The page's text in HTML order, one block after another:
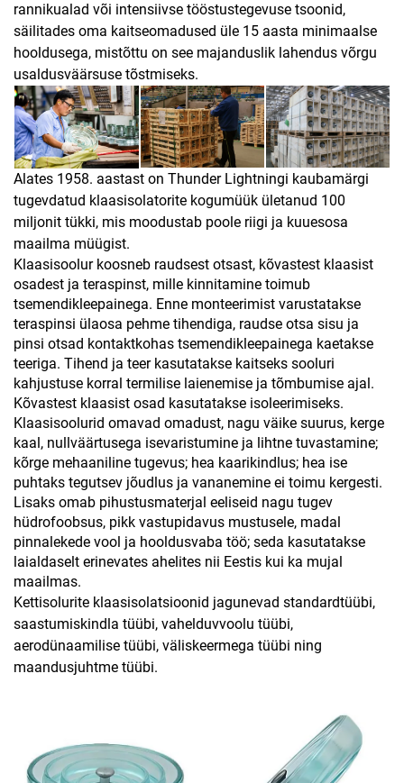
rannikualad või intensiivse tööstustegevuse tsoonid,
säilitades oma kaitseomadused üle 15 aasta minimaalse
hooldusega, mistõttu on see majanduslik lahendus võrgu
usaldusväärsuse tõstmiseks.
Alates 1958. aastast on Thunder Lightningi kaubamärgi
tugevdatud klaasisolatorite kogumüük ületanud 100
miljonit tükki, mis moodustab poole riigi ja kuuesosa
maailma müügist.
Klaasisoolur koosneb raudsest otsast, kõvastest klaasist
osadest ja teraspinst, mille kinnitamine toimub
tsemendikleepainega. Enne monteerimist varustatakse
teraspinsi ülaosa pehme tihendiga, raudse otsa sisu ja
pinsi otsad kontaktkohas tsemendikleepainega kaetakse
teeriga. Tihend ja teer kasutatakse kaitseks sooluri
kahjustuse korral termilise laienemise ja tõmbumise ajal.
Kõvastest klaasist osad kasutatakse isoleerimiseks.
Klaasisoolurid omavad omadust, nagu väike suurus, kerge
kaal, nullväärtusega isevaristumine ja lihtne tuvastamine;
kõrge mehaaniline tugevus; hea kaarikindlus; hea ise
puhtaks tegutsev jõudlus ja vananemine ei toimu kergesti.
Lisaks omab pihustusmaterjal eeliseid nagu tugev
hüdrofoobsus, pikk vastupidavus mustusele, madal
pinnalekede vool ja hooldusvaba töö; seda kasutatakse
laialdaselt erinevates ahelites nii Eestis kui ka mujal
maailmas.
Kettisolurite klaasisolatsioonid jagunevad standardtüübi,
saastumiskindla tüübi, vahelduvvoolu tüübi,
aerodünaamilise tüübi, väliskeermega tüübi ning
maandusjuhtme tüübi.